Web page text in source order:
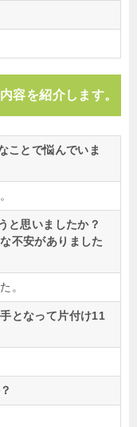
容を紹介します。
ことで悩んでいま
と思いましたか？
不安がありました
。
となって片付け11